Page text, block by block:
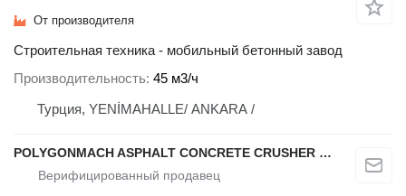
От производителя
Строительная техника - мобильный бетонный завод
Производительность 45 м3/ч
Турция, YENİMAHALLE/ ANKARA /
POLYGONMACH ASPHALT CONCRETE CRUSHER SYSTEMS